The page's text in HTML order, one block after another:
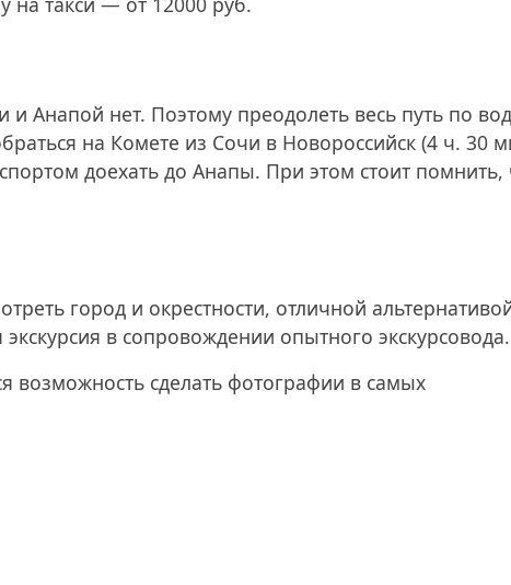
Анапой нет. Поэтому преодолеть весь путь по
на Комете из Сочи в Новороссийск (4 ч. 30
доехать до Анапы. При этом стоит помнить,
город и окрестности, отличной
экскурсия в сопровождении опытного экскурсовода.
возможность сделать фотографии в самых